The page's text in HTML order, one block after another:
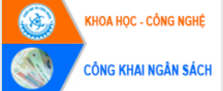
Tháo gỡ những vướng mắc, đẩy mạnh
công tác cải cách thủ tục hành chính
tại Trung tâm Phục vụ hành chính
công tỉnh
Đắk Lắk: Tôn vinh 46 giải pháp tại Hội
thi Sáng tạo Kỹ thuật 2024 - 2025
Đắk Lắk rà soát, điều chỉnh Đề án 190
về phát triển nuôi trồng thủy sản